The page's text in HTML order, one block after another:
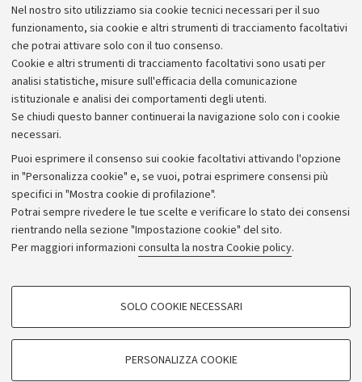
Nel nostro sito utilizziamo sia cookie tecnici necessari per il suo
funzionamento, sia cookie e altri strumenti di tracciamento facoltativi
che potrai attivare solo con il tuo consenso.
Cookie e altri strumenti di tracciamento facoltativi sono usati per
analisi statistiche, misure sull'efficacia della comunicazione
istituzionale e analisi dei comportamenti degli utenti.
Se chiudi questo banner continuerai la navigazione solo con i cookie
necessari.
Puoi esprimere il consenso sui cookie facoltativi attivando l'opzione
in "Personalizza cookie" e, se vuoi, potrai esprimere consensi più
specifici in "Mostra cookie di profilazione".
Potrai sempre rivedere le tue scelte e verificare lo stato dei consensi
rientrando nella sezione "Impostazione cookie" del sito.
Per maggiori informazioni consulta la nostra Cookie policy.
COOKIE DI PROFILAZIONE - FACOLTATIVI
SOLO COOKIE NECESSARI
PERSONALIZZA COOKIE
Alumni community
Piano strategico
Bilanci
Donazioni e 5x1000
Bandi, gare e concorsi
Albo online
Amministrazione trasparente
Atti di notifica
Informazioni sul sito e accessibilità
Dichiarazione di accessibilità
Privacy e note legali
Impostazioni Cookie